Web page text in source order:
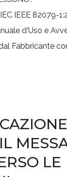
IEEE 82079-
d'Uso e
Fabbricante
LE